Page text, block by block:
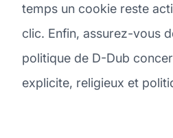
temps un cookie reste
clic. Enfin, assurez-vous
politique de D-Dub
explicite, religieux et